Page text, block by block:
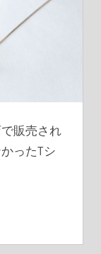
販売され
ったTシ